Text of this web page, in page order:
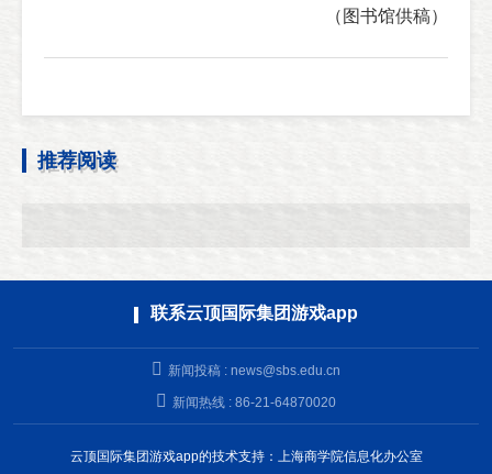
（图书馆供稿）
推荐阅读
联系云顶国际集团游戏app
新闻投稿 : news@sbs.edu.cn
新闻热线 : 86-21-64870020
云顶国际集团游戏app的技术支持：上海商学院信息化办公室